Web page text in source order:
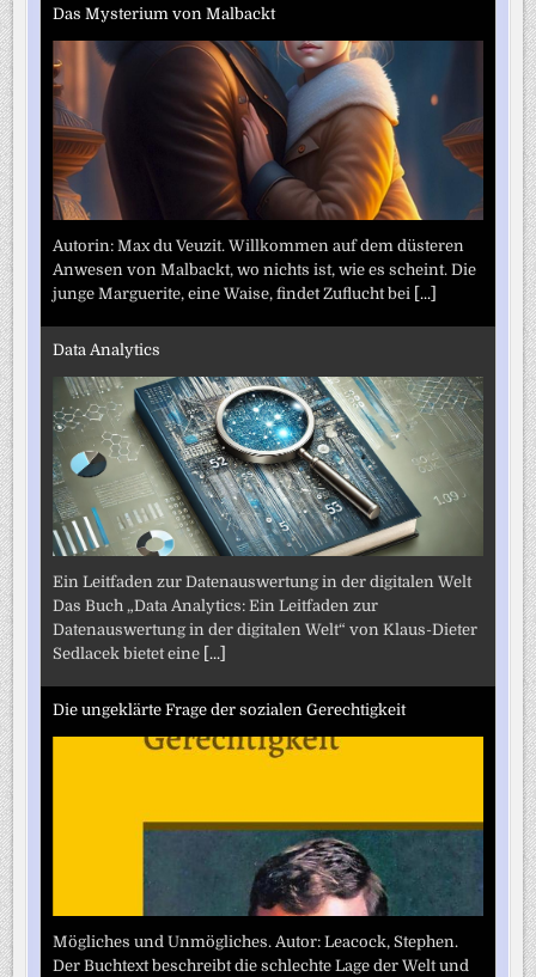
Das Mysterium von Malbackt
Autorin: Max du Veuzit. Willkommen auf dem düsteren
Anwesen von Malbackt, wo nichts ist, wie es scheint. Die
junge Marguerite, eine Waise, findet Zuflucht bei [...]
Data Analytics
Ein Leitfaden zur Datenauswertung in der digitalen Welt
Das Buch „Data Analytics: Ein Leitfaden zur
Datenauswertung in der digitalen Welt“ von Klaus-Dieter
Sedlacek bietet eine [...]
Die ungeklärte Frage der sozialen Gerechtigkeit
Mögliches und Unmögliches. Autor: Leacock, Stephen.
Der Buchtext beschreibt die schlechte Lage der Welt und